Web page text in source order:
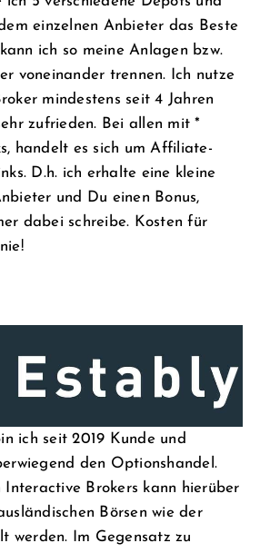
einzelnen Anbieter das Beste
ich so meine Anlagen bzw.
voneinander trennen. Ich nutze
mindestens seit 4 Jahren
zufrieden. Bei allen mit *
handelt es sich um Affiliate-
D.h. ich erhalte eine kleine
und Du einen Bonus,
dabei schreibe. Kosten für
ich seit 2019 Kunde und
den Optionshandel.
Interactive Brokers kann hierüber
Börsen wie der
werden. Im Gegensatz zu